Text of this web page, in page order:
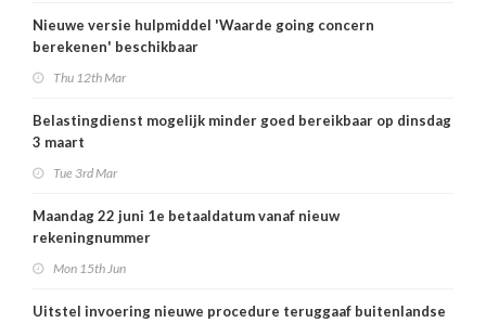
Nieuwe versie hulpmiddel 'Waarde going concern
berekenen' beschikbaar
Thu 12th Mar
Belastingdienst mogelijk minder goed bereikbaar op dinsdag
3 maart
Tue 3rd Mar
Maandag 22 juni 1e betaaldatum vanaf nieuw
rekeningnummer
Mon 15th Jun
Uitstel invoering nieuwe procedure teruggaaf buitenlandse